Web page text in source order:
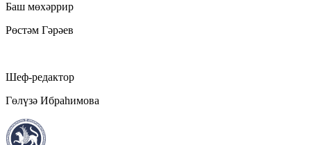
Баш мөхәррир
Рөстәм Гәрәев
Шеф-редактор
Гөлүзә Ибраһимова